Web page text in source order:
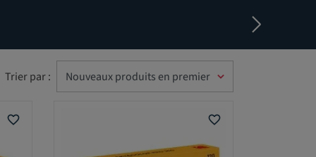
Trier par :
favorite_border favorite_border